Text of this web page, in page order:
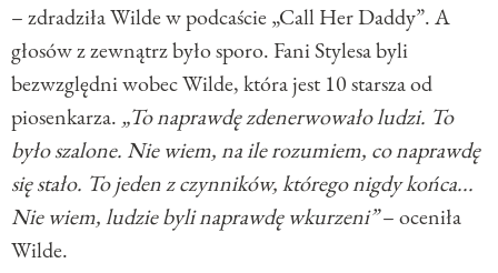
– zdradziła Wilde w podcaście „Call Her Daddy”. A
głosów z zewnątrz było sporo. Fani Stylesa byli
bezwzględni wobec Wilde, która jest 10 starsza od
piosenkarza. „To naprawdę zdenerwowało ludzi. To
było szalone. Nie wiem, na ile rozumiem, co naprawdę
się stało. To jeden z czynników, którego nigdy końca...
Nie wiem, ludzie byli naprawdę wkurzeni”– oceniła
Wilde.